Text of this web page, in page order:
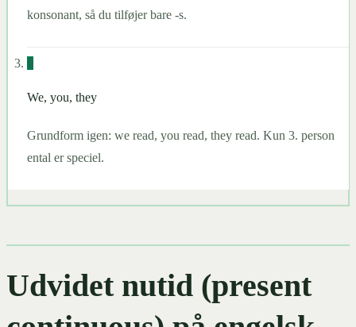
konsonant, så du tilføjer bare -s.
3
We, you, they
Grundform igen: we read, you read, they read. Kun 3. person
ental er speciel.
Udvidet nutid (present